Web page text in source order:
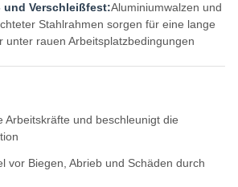
und Verschleißfest:Aluminiumwalzen und
Stahlrahmen sorgen für eine lange
unter rauen Arbeitsplatzbedingungen
Arbeitskräfte und beschleunigt die
vor Biegen, Abrieb und Schäden durch